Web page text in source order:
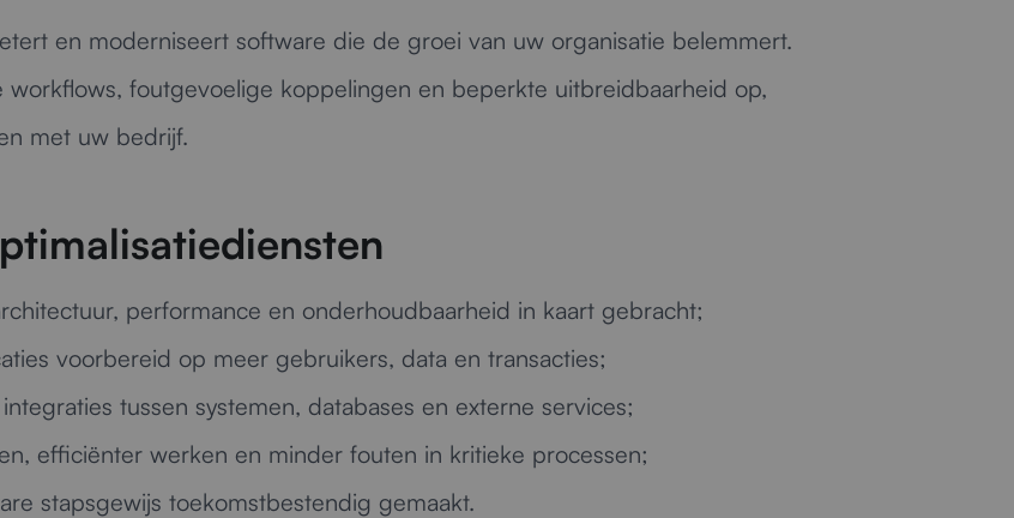
en moderniseert software die de groei van uw organisatie belemmert.
foutgevoelige koppelingen en beperkte uitbreidbaarheid op,
met uw bedrijf.
performance en onderhoudbaarheid in kaart gebracht;
voorbereid op meer gebruikers, data en transacties;
tussen systemen, databases en externe services;
efficiënter werken en minder fouten in kritieke processen;
stapsgewijs toekomstbestendig gemaakt.